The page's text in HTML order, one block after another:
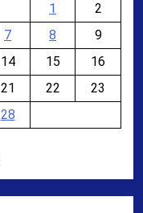
1
2
7 8
9
14 15
16
21 22
23
28